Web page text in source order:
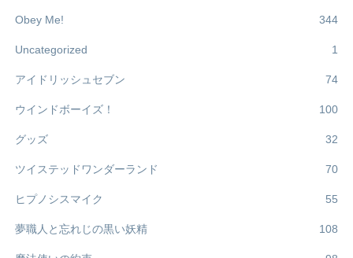
Obey Me! 344
Uncategorized 1
アイドリッシュセブン 74
ウインドボーイズ！ 100
グッズ 32
ツイステッドワンダーランド 70
ヒプノシスマイク 55
夢職人と忘れじの黒い妖精 108